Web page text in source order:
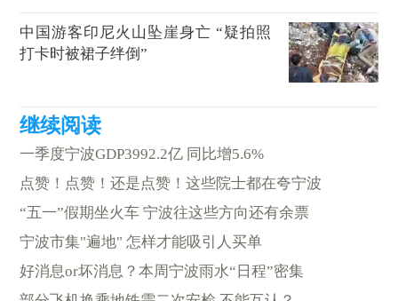
中国游客印尼火山坠崖身亡 “疑拍照
打卡时被裙子绊倒”
一季度宁波GDP3992.2亿 同比增5.6%
点赞！点赞！还是点赞！这些院士都在夸宁波
“五一”假期坐火车 宁波往这些方向还有余票
宁波市集"遍地" 怎样才能吸引人买单
好消息or坏消息？本周宁波雨水“日程”密集